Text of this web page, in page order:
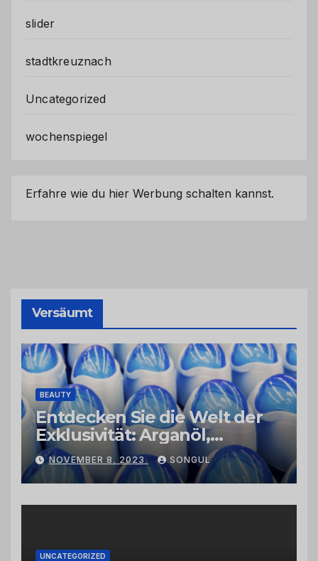
slider
stadtkreuznach
Uncategorized
wochenspiegel
Erfahre wie du hier Werbung schalten kannst.
Versäumt
BEAUTY
Entdecken Sie die Welt der
Exklusivität: Arganöl,
Kaktusfeigenkernöl und
Schwarzkümmelöl von
vertrauenswürdigen
Großhändlern und Anbietern
NOVEMBER 8, 2023 SONGUL
UNCATEGORIZED